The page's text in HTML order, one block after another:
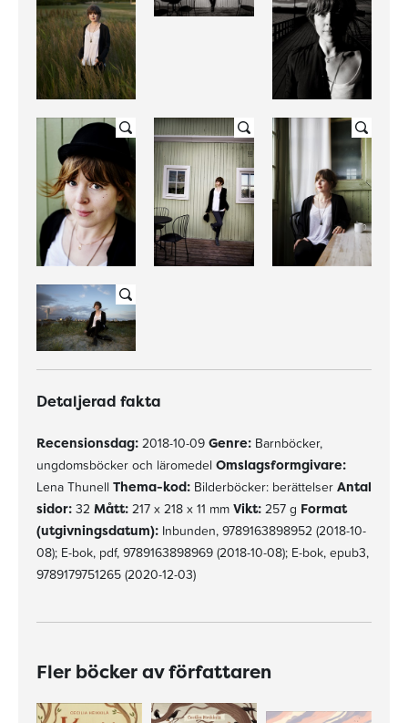
Detaljerad fakta
Recensionsdag: 2018-10-09 Genre: Barnböcker,
ungdomsböcker och läromedel Omslagsformgivare:
Lena Thunell Thema-kod: Bilderböcker: berättelser Antal
sidor: 32 Mått: 217 x 218 x 11 mm Vikt: 257 g Format
(utgivningsdatum): Inbunden, 9789163898952 (2018-10-
08); E-bok, pdf, 9789163898969 (2018-10-08); E-bok, epub3,
9789179751265 (2020-12-03)
Fler böcker av författaren